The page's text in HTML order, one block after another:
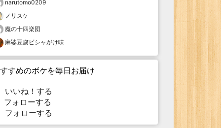
narutomo0209
ノリスケ
魔の十四楽団
麻婆豆腐ビシャがけ味
すめのボケを毎日お届け
いいね！する
ォローする
フォローする